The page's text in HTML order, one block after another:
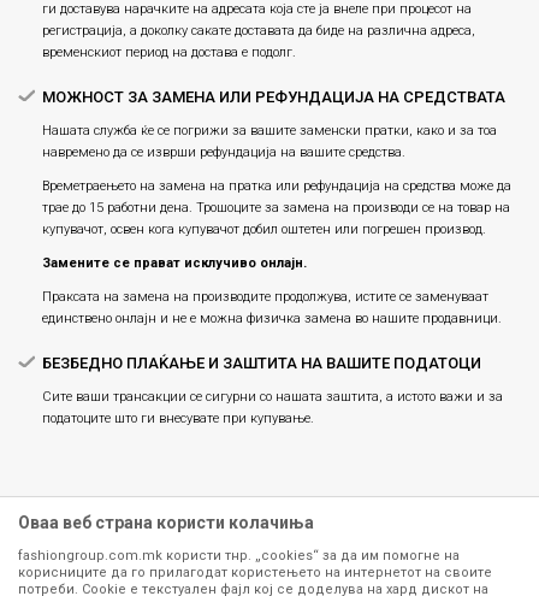
ги доставува нарачките на адресата која сте ја внеле при процесот на
регистрација, а доколку сакате доставата да биде на различна адреса,
временскиот период на достава е подолг.
МОЖНОСТ ЗА ЗАМЕНА ИЛИ РЕФУНДАЦИЈА НА СРЕДСТВАТА
Нашата служба ќе се погрижи за вашите заменски пратки, како и за тоа
навремено да се изврши рефундација на вашите средства.
Времетраењето на замена на пратка или рефундацијa на средства може да
трае до 15 работни дена. Трошоците за замена на производи се на товар на
купувачот, освен кога купувачот добил оштетен или погрешен производ.
Замените се прават исклучиво онлајн.
Праксата на замена на производите продолжува, истите се заменуваат
единствено онлајн и не е можна физичка замена во нашите продавници.
БЕЗБЕДНО ПЛАЌАЊЕ И ЗАШТИТА НА ВАШИТЕ ПОДАТОЦИ
Сите ваши трансакции се сигурни со нашата заштита, а истото важи и за
податоците што ги внесувате при купување.
Оваа веб страна користи колачиња
fashiongroup.com.mk користи тнр. „cookies“ за да им помогне на
корисниците да го прилагодат користењето на интернетот на своите
потреби. Cookie е текстуален фајл кој се доделува на хард дискот на